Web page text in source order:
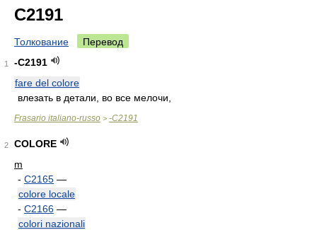
C2191
Толкование Перевод
1
-C2191
fare del colore
влезать в детали, во все мелочи,
Frasario italiano-russo > -C2191
2
COLORE
m
- C2165 —
colore locale
- C2166 —
colori nazionali